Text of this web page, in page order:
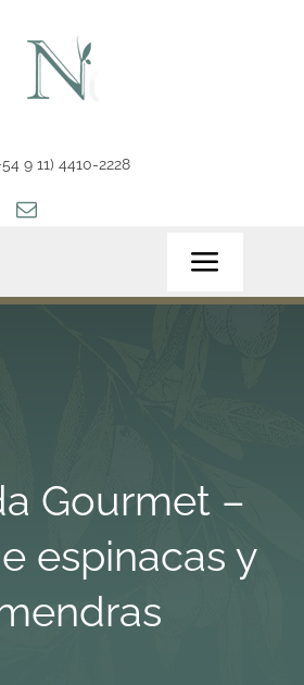
9 11) 4410-2228
Toggle
Gourmet –
espinacas y